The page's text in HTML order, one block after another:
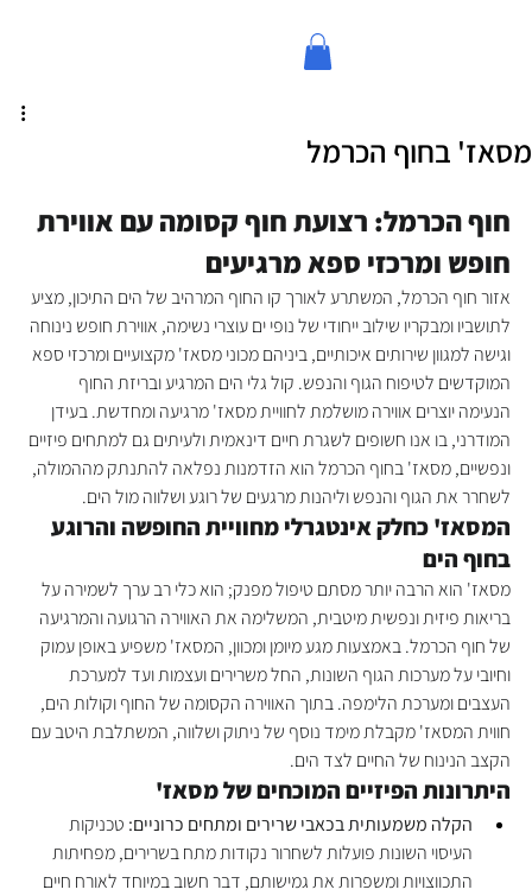
מסאז' בחוף הכרמל
חוף הכרמל: רצועת חוף קסומה עם אווירת
חופש ומרכזי ספא מרגיעים
אזור חוף הכרמל, המשתרע לאורך קו החוף המרהיב של הים התיכון, מציע
לתושביו ומבקריו שילוב ייחודי של נופי ים עוצרי נשימה, אווירת חופש נינוחה
וגישה למגוון שירותים איכותיים, ביניהם מכוני מסאז' מקצועיים ומרכזי ספא
המוקדשים לטיפוח הגוף והנפש. קול גלי הים המרגיע ובריזת החוף
הנעימה יוצרים אווירה מושלמת לחוויית מסאז' מרגיעה ומחדשת. בעידן
המודרני, בו אנו חשופים לשגרת חיים דינאמית ולעיתים גם למתחים פיזיים
ונפשיים, מסאז' בחוף הכרמל הוא הזדמנות נפלאה להתנתק מההמולה,
לשחרר את הגוף והנפש וליהנות מרגעים של רוגע ושלווה מול הים.
המסאז' כחלק אינטגרלי מחוויית החופשה והרוגע
בחוף הים
מסאז' הוא הרבה יותר מסתם טיפול מפנק; הוא כלי רב ערך לשמירה על
בריאות פיזית ונפשית מיטבית, המשלימה את האווירה הרגועה והמרגיעה
של חוף הכרמל. באמצעות מגע מיומן ומכוון, המסאז' משפיע באופן עמוק
וחיובי על מערכות הגוף השונות, החל משרירים ועצמות ועד למערכת
העצבים ומערכת הלימפה. בתוך האווירה הקסומה של החוף וקולות הים,
חווית המסאז' מקבלת מימד נוסף של ניתוק ושלווה, המשתלבת היטב עם
הקצב הנינוח של החיים לצד הים.
היתרונות הפיזיים המוכחים של מסאז'
הקלה משמעותית בכאבי שרירים ומתחים כרוניים: טכניקות
העיסוי השונות פועלות לשחרור נקודות מתח בשרירים, מפחיתות
התכווצויות ומשפרות את גמישותם, דבר חשוב במיוחד לאורח חיים